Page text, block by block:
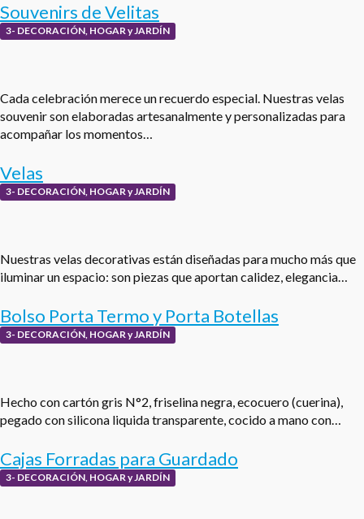
Souvenirs de Velitas
3- DECORACIÓN, HOGAR y JARDÍN
Cada celebración merece un recuerdo especial. Nuestras velas
souvenir son elaboradas artesanalmente y personalizadas para
acompañar los momentos…
Velas
3- DECORACIÓN, HOGAR y JARDÍN
Nuestras velas decorativas están diseñadas para mucho más que
iluminar un espacio: son piezas que aportan calidez, elegancia…
Bolso Porta Termo y Porta Botellas
3- DECORACIÓN, HOGAR y JARDÍN
Hecho con cartón gris N°2, friselina negra, ecocuero (cuerina),
pegado con silicona liquida transparente, cocido a mano con…
Cajas Forradas para Guardado
3- DECORACIÓN, HOGAR y JARDÍN